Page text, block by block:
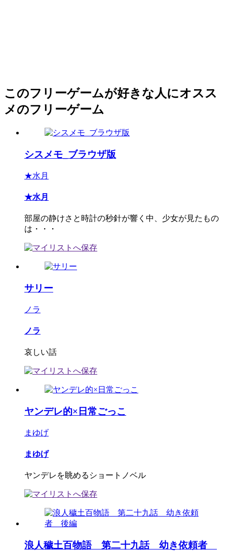
このフリーゲームが好きな人にオスス
メのフリーゲーム
シスメモ_ブラウザ版
★水月
★水月
部屋の静けさと時計の秒針が響く中、少女が見たもの
は・・・
サリー
ノラ
ノラ
哀しい話
ヤンデレ的×日常ごっこ
まゆげ
まゆげ
ヤンデレを眺めるショートノベル
浪人穢土百物語 第二十九話 幼き依頼者